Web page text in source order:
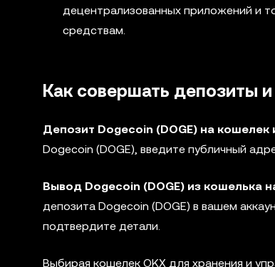
децентрализованных приложений и
средствам.
Как совершать депозиты
Депозит Dogecoin (DOGE) на кошелек
Dogecoin (DOGE), введите публичный
Вывод Dogecoin (DOGE) из кошелька
депозита Dogecoin (DOGE) в вашем
подтвердите детали.
Выбирая кошелек OKX для хранения и